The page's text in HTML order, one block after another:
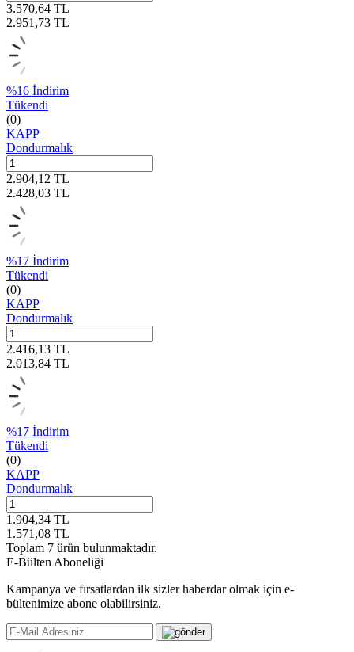
3.570,64 TL
2.951,73 TL
%16 İndirim
Tükendi
(0)
KAPP
Dondurmalık
2.904,12 TL
2.428,03 TL
%17 İndirim
Tükendi
(0)
KAPP
Dondurmalık
2.416,13 TL
2.013,84 TL
%17 İndirim
Tükendi
(0)
KAPP
Dondurmalık
1.904,34 TL
1.571,08 TL
Toplam 7 ürün bulunmaktadır.
E-Bülten Aboneliği
Kampanya ve fırsatlardan ilk sizler haberdar olmak için e-
bültenimize abone olabilirsiniz.